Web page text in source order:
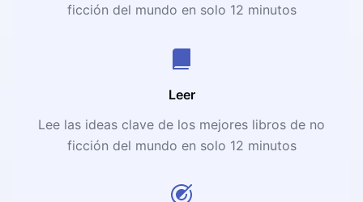
ficción del mundo en solo 12 minutos
Leer
Lee las ideas clave de los mejores libros de no
ficción del mundo en solo 12 minutos